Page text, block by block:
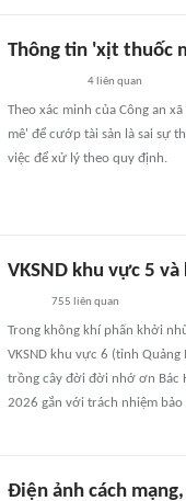
Thông tin 'xịt thuốc
4liên quan
Theo xác minh của Công an
mê' để cướp tài sản là sai sự
việc để xử lý theo quy định.
VKSND khu vực 5
755 liên quan
Trong không khí phấn khởi
VKSND khu vực 6 (tỉnh
trồng cây đời đời nhớ ơn Bác
2026 gắn với trách nhiệm
Điện ảnh cách